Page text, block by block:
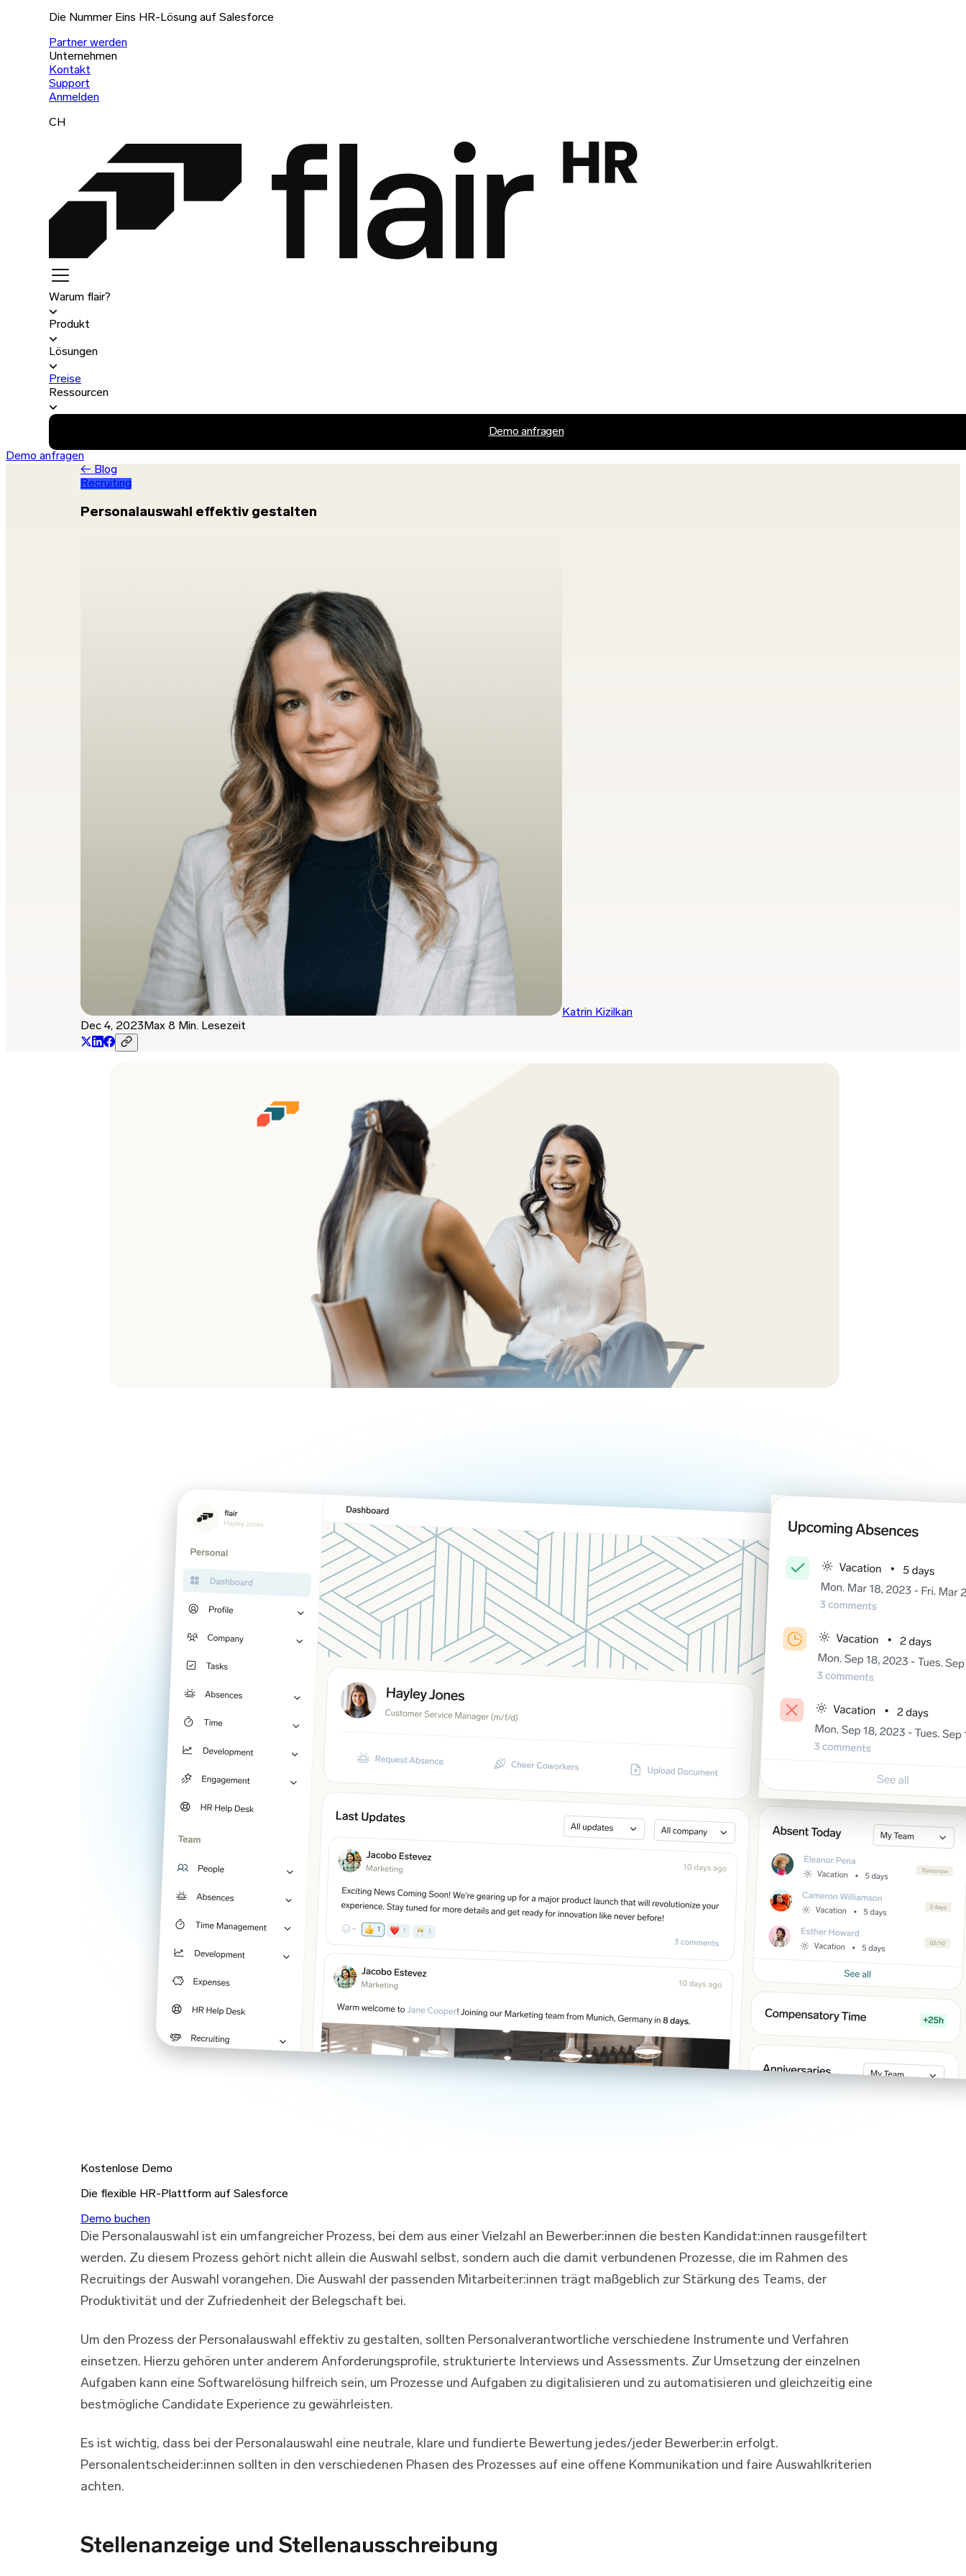
Die Nummer Eins HR-Lösung auf Salesforce
Partner werden
Unternehmen
Kontakt
Support
Anmelden
CH
Warum flair?
Produkt
Lösungen
Preise
Ressourcen
Demo anfragen
Demo anfragen
← Blog
Recruiting
Personalauswahl effektiv gestalten
Katrin Kizilkan
Dec 4, 2023Max 8 Min. Lesezeit
Kostenlose Demo
Die flexible HR-Plattform auf Salesforce
Demo buchen
Die Personalauswahl ist ein umfangreicher Prozess, bei dem aus einer Vielzahl an Bewerber:innen die besten Kandidat:innen rausgefiltert
werden. Zu diesem Prozess gehört nicht allein die Auswahl selbst, sondern auch die damit verbundenen Prozesse, die im Rahmen des
Recruitings der Auswahl vorangehen. Die Auswahl der passenden Mitarbeiter:innen trägt maßgeblich zur Stärkung des Teams, der
Produktivität und der Zufriedenheit der Belegschaft bei.
Um den Prozess der Personalauswahl effektiv zu gestalten, sollten Personalverantwortliche verschiedene Instrumente und Verfahren
einsetzen. Hierzu gehören unter anderem Anforderungsprofile, strukturierte Interviews und Assessments. Zur Umsetzung der einzelnen
Aufgaben kann eine Softwarelösung hilfreich sein, um Prozesse und Aufgaben zu digitalisieren und zu automatisieren und gleichzeitig eine
bestmögliche Candidate Experience zu gewährleisten.
Es ist wichtig, dass bei der Personalauswahl eine neutrale, klare und fundierte Bewertung jedes/jeder Bewerber:in erfolgt.
Personalentscheider:innen sollten in den verschiedenen Phasen des Prozesses auf eine offene Kommunikation und faire Auswahlkriterien
achten.
Stellenanzeige und Stellenausschreibung